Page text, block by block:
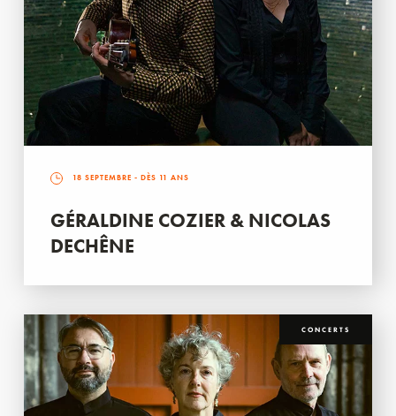
18 SEPTEMBRE - DÈS 11 ANS
GÉRALDINE COZIER & NICOLAS
DECHÊNE
CONCERTS